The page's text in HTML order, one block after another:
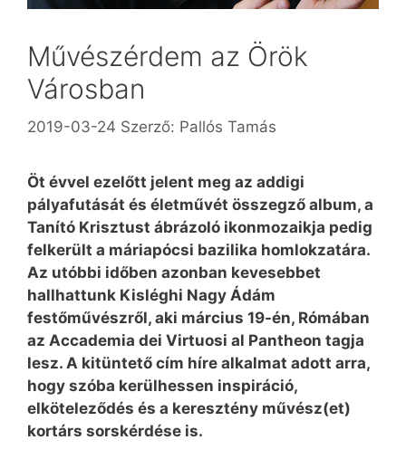
Művészérdem az Örök
Városban
2019-03-24 Szerző: Pallós Tamás
Öt évvel ezelőtt jelent meg az addigi
pályafutását és életművét összegző album, a
Tanító Krisztust ábrázoló ikonmozaikja pedig
felkerült a máriapócsi bazilika homlokzatára.
Az utóbbi időben azonban kevesebbet
hallhattunk Kisléghi Nagy Ádám
festőművészről, aki március 19-én, Rómában
az Accademia dei Virtuosi al Pantheon tagja
lesz. A kitüntető cím híre alkalmat adott arra,
hogy szóba kerülhessen inspiráció,
elköteleződés és a keresztény művész(et)
kortárs sorskérdése is.